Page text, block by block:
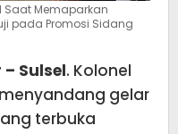
Saat Memaparkan
pada Promosi Sidang
Sulsel. Kolonel
gelar
terbuka